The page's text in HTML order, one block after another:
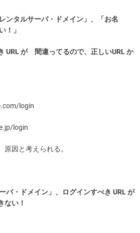
ンタルサーバ・ドメイン」、「お名
！」
URL が 間違ってるので、正しいURL か
login
login
因と考えられる。
バ・ドメイン」、ログインすべき URL が
ない！